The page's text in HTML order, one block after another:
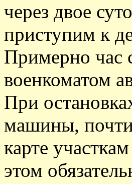
через двое
приступим к
Примерно час
военкоматом
При
машины, почти
карте
этом